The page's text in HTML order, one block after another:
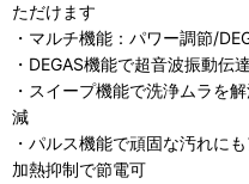
ただけます
・マルチ機能：パワー調節/
・DEGAS機能で超音波振動伝
・スイープ機能で洗浄ムラを
減
・パルス機能で頑固な汚れに
加熱抑制で節電可